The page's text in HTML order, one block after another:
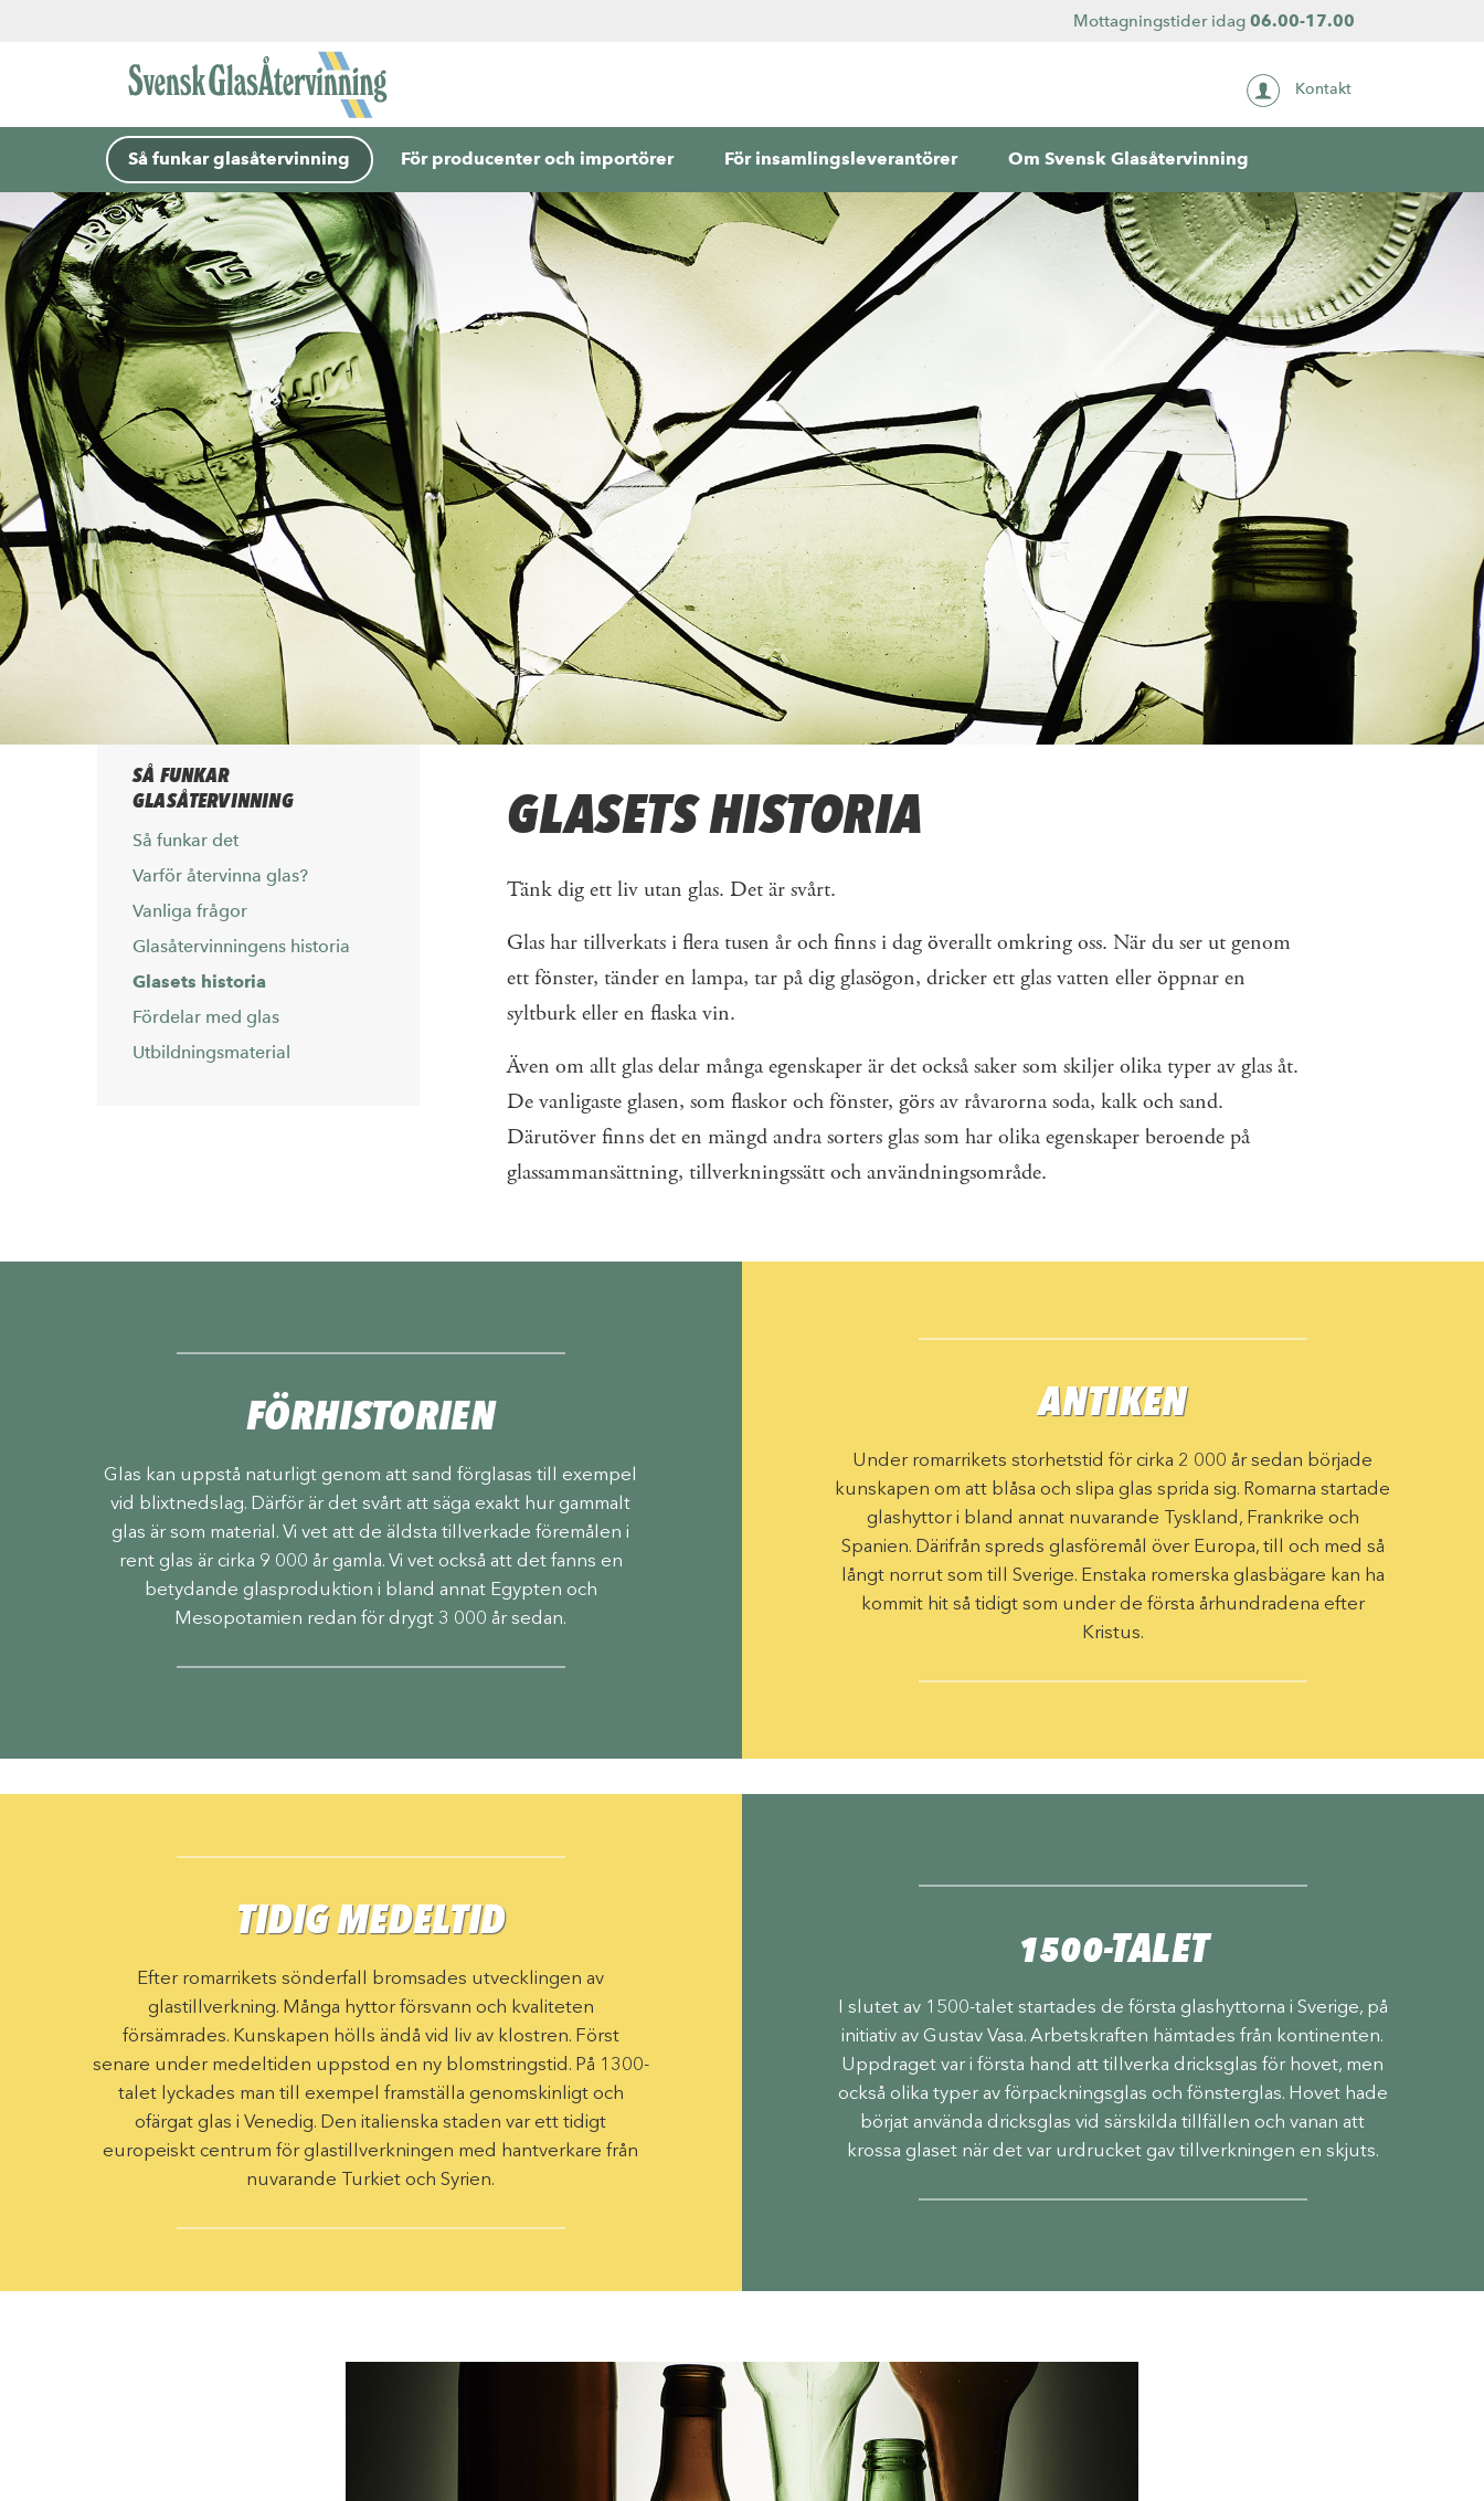
Mottagningstider idag 06.00-17.00
Kontakt
Så funkar glasåtervinning För producenter och importörer För insamlingsleverantörer Om Svensk Glasåtervinning
SÅ FUNKAR
GLASÅTERVINNING
Så funkar det
Varför återvinna glas?
Vanliga frågor
Glasåtervinningens historia
Glasets historia
Fördelar med glas
Utbildningsmaterial
GLASETS HISTORIA
Tänk dig ett liv utan glas. Det är svårt.
Glas har tillverkats i flera tusen år och finns i dag ­överallt omkring oss. När du ser ut genom
ett fönster, ­tänder en ­lampa, tar på dig ­glasögon, dricker ett glas vatten eller öppnar en
syltburk eller en flaska vin.
Även om allt glas delar många egenskaper är det också saker som ­skiljer ­olika typer av glas åt.
De ­vanligaste glasen, som flaskor och fönster, görs av ­råvarorna soda, kalk och sand.
Därutöver finns det en mängd andra sorters glas som har olika egenskaper beroende på
glassammansättning, tillverkningssätt och ­användningsområde.
FÖRHISTORIEN
Glas kan uppstå naturligt genom att sand förglasas till exempel
vid ­blixtnedslag. Därför är det svårt att säga exakt hur gammalt
glas är som material. Vi vet att de äldsta ­tillverkade föremålen i
rent glas är cirka 9 000 år gamla. Vi vet också att det fanns en
betydande ­glasproduktion i bland annat Egypten och
Mesopotamien redan för drygt 3 000 år sedan.
ANTIKEN
Under romarrikets storhetstid för cirka 2 000 år sedan började
kunskapen om att blåsa och slipa glas sprida sig. Romarna startade
­glashyttor i bland annat ­nuvarande Tyskland, ­Frankrike och
Spanien. Därifrån spreds glasföremål över Europa, till och med så
långt norrut som till Sverige. Enstaka romerska glasbägare kan ha
kommit hit så tidigt som ­under de första århundradena efter
Kristus.
TIDIG MEDELTID
Efter romarrikets sönderfall bromsades utvecklingen av
glastillverkning. Många hyttor försvann och ­kvaliteten
försämrades. Kunskapen hölls ändå vid liv av ­klostren. Först
senare under medeltiden uppstod en ny blomstringstid. På 1300-
talet lyckades man till exempel framställa ­genomskinligt och
ofärgat glas i Venedig. Den italienska staden var ett tidigt
europeiskt centrum för glastillverkningen med ­hantverkare från
nuvarande Turkiet och Syrien.
1500-TALET
I slutet av 1500-talet startades de första glashyttorna i Sverige, på
­initiativ av ­Gustav Vasa. Arbetskraften hämtades från kontinenten.
Uppdraget var i första hand att tillverka dricksglas för hovet, men
också olika typer av förpackningsglas och fönsterglas. Hovet hade
börjat ­använda dricksglas vid särskilda ­tillfällen och vanan att
krossa glaset när det var urdrucket gav tillverkningen en skjuts.